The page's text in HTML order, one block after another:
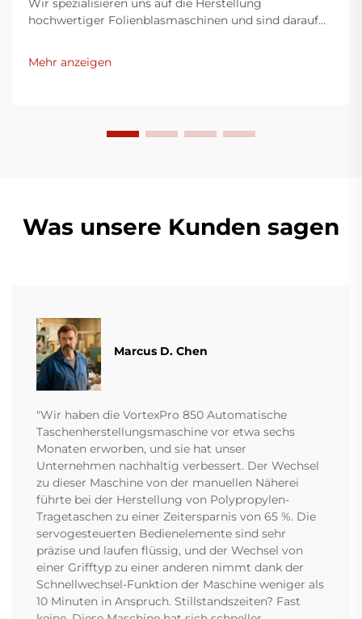
Wir spezialisieren uns auf die Herstellung
hochwertiger Folienblasmaschinen und sind darauf
Kunststoffverpackungsindustrie bereitzustellen.
Unsere Folienblasmaschinen nutzen moderne
Mehr anzeigen
Was unsere Kunden sagen
Marcus D. Chen
"Wir haben die VortexPro 850 Automatische
Taschenherstellungsmaschine vor etwa sechs
Monaten erworben, und sie hat unser
Unternehmen nachhaltig verbessert. Der Wechsel
zu dieser Maschine von der manuellen Näherei
führte bei der Herstellung von Polypropylen-
Tragetaschen zu einer Zeitersparnis von 65 %. Die
servogesteuerten Bedienelemente sind sehr
präzise und laufen flüssig, und der Wechsel von
einer Grifftyp zu einer anderen nimmt dank der
Schnellwechsel-Funktion der Maschine weniger als
10 Minuten in Anspruch. Stillstandszeiten? Fast